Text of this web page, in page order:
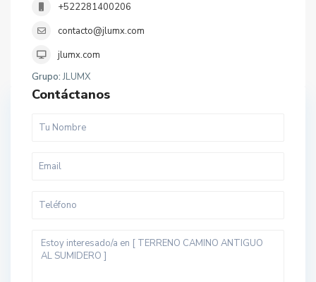
+522281400206
contacto@jlumx.com
jlumx.com
Grupo:JLUMX
Contáctanos